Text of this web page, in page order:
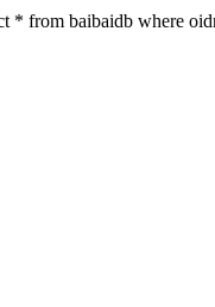
from baibaidb where